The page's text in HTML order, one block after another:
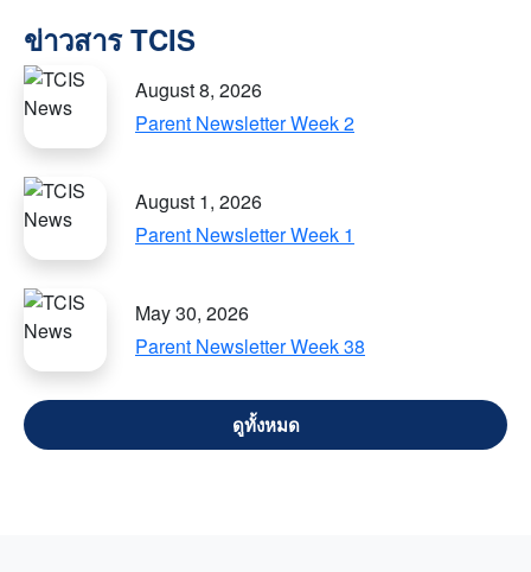
August 8, 2026
Parent Newsletter Week 2
August 1, 2026
Parent Newsletter Week 1
May 30, 2026
Parent Newsletter Week 38
VIEW ALL